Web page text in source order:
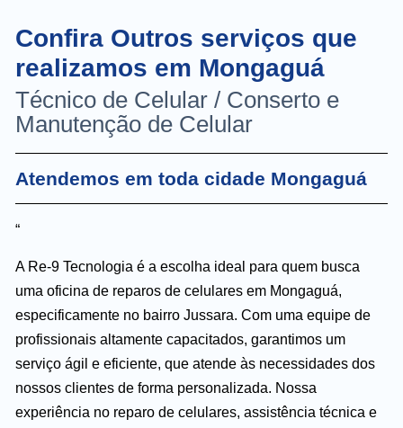
Confira Outros serviços que
realizamos em Mongaguá
Técnico de Celular / Conserto e
Manutenção de Celular
Atendemos em toda cidade Mongaguá
“
A Re-9 Tecnologia é a escolha ideal para quem busca
uma oficina de reparos de celulares em Mongaguá,
especificamente no bairro Jussara. Com uma equipe de
profissionais altamente capacitados, garantimos um
serviço ágil e eficiente, que atende às necessidades dos
nossos clientes de forma personalizada. Nossa
experiência no reparo de celulares, assistência técnica e